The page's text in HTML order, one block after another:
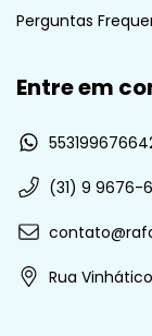
Perguntas
Entre em
(31) 9 9676-
Rua